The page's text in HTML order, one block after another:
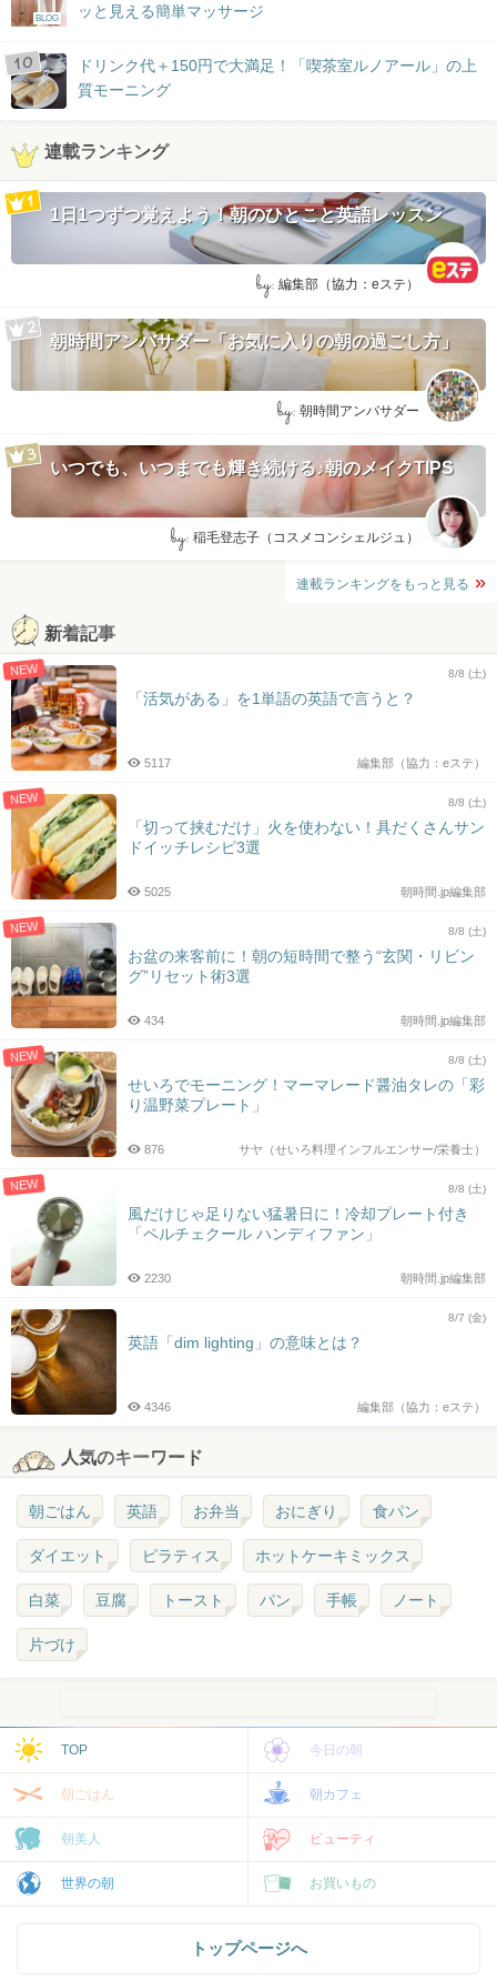
BLOG
ッと見える簡単マッサージ
ドリンク代＋150円で大満足！「喫茶室ルノアール」の上
質モーニング
連載ランキング
1日1つずつ覚えよう！朝のひとこと英語レッスン
by: 編集部（協力：eステ）
朝時間アンバサダー「お気に入りの朝の過ごし方」
by: 朝時間アンバサダー
いつでも、いつまでも輝き続ける♪朝のメイクTIPS
by: 稲毛登志子（コスメコンシェルジュ）
連載ランキングをもっと見る
新着記事
NEW 8/8 (土)
「活気がある」を1単語の英語で言うと？
編集部（協力：eステ）
5117
NEW 8/8 (土)
「切って挟むだけ」火を使わない！具だくさんサン
ドイッチレシピ3選
朝時間.jp編集部
5025
NEW 8/8 (土)
お盆の来客前に！朝の短時間で整う“玄関・リビン
グ”リセット術3選
朝時間.jp編集部
434
NEW 8/8 (土)
せいろでモーニング！マーマレード醤油タレの「彩
り温野菜プレート」
サヤ（せいろ料理インフルエンサー/栄養士）
876
NEW 8/8 (土)
風だけじゃ足りない猛暑日に！冷却プレート付き
「ペルチェクール ハンディファン」
朝時間.jp編集部
2230
8/7 (金)
英語「dim lighting」の意味とは？
編集部（協力：eステ）
4346
人気のキーワード
朝ごはん 英語 お弁当 おにぎり 食パン
ダイエット ピラティス ホットケーキミックス
白菜 豆腐 トースト パン 手帳 ノート
片づけ
TOP 今日の朝
朝ごはん 朝カフェ
朝美人 ビューティ
世界の朝 お買いもの
トップページへ